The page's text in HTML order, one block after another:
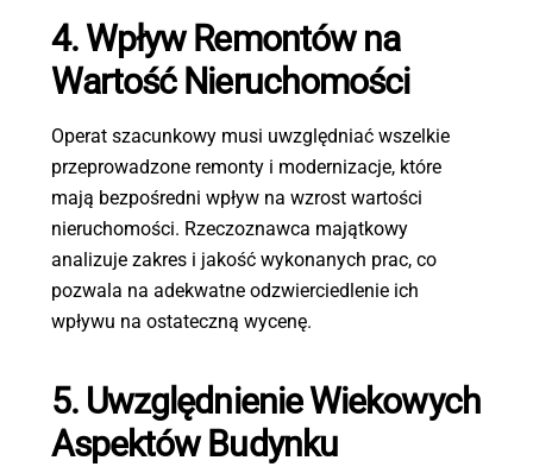
4. Wpływ Remontów na
Wartość Nieruchomości
Operat szacunkowy musi uwzględniać wszelkie
przeprowadzone remonty i modernizacje, które
mają bezpośredni wpływ na wzrost wartości
nieruchomości. Rzeczoznawca majątkowy
analizuje zakres i jakość wykonanych prac, co
pozwala na adekwatne odzwierciedlenie ich
wpływu na ostateczną wycenę.
5. Uwzględnienie Wiekowych
Aspektów Budynku